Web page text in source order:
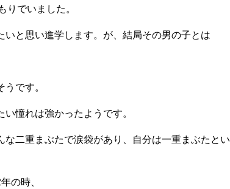
りでいました。
いと思い進学します。が、結局その男の子とは
です。
憧れは強かったようです。
な二重まぶたで涙袋があり、自分は一重まぶたとい
の時、